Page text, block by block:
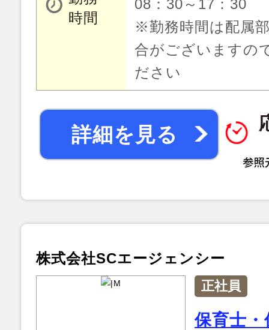
時間
08：30～17：30
※勤務時間は配属
合がございますの
ださい
詳細を見る
株式会社SCエージェンシー
正社員
保育士